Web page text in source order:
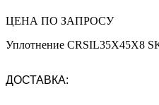
ЦЕНА ПО ЗАПРОСУ
Уплотнение CRSIL35X45X8
ДОСТАВКА: